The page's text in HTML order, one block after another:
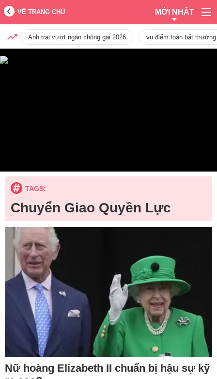
VỀ TRANG CHỦ MỚI NHẤT
Anh trai vượt ngàn chông gai 2026 vụ điểm toán bất
TAGS:
Chuyển Giao Quyền Lực
Nữ hoàng Elizabeth II chuẩn bị hậu sự kỹ